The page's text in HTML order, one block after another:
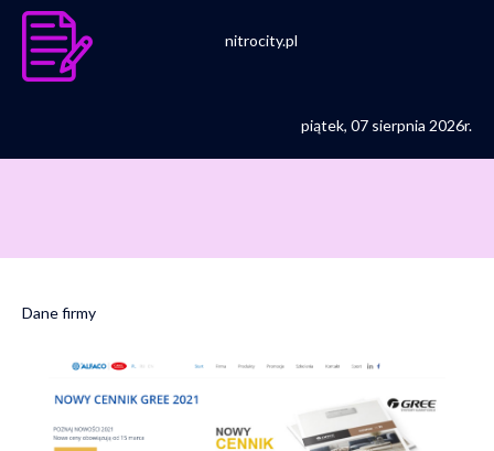
nitrocity.pl
piątek, 07 sierpnia 2026r.
Dane firmy